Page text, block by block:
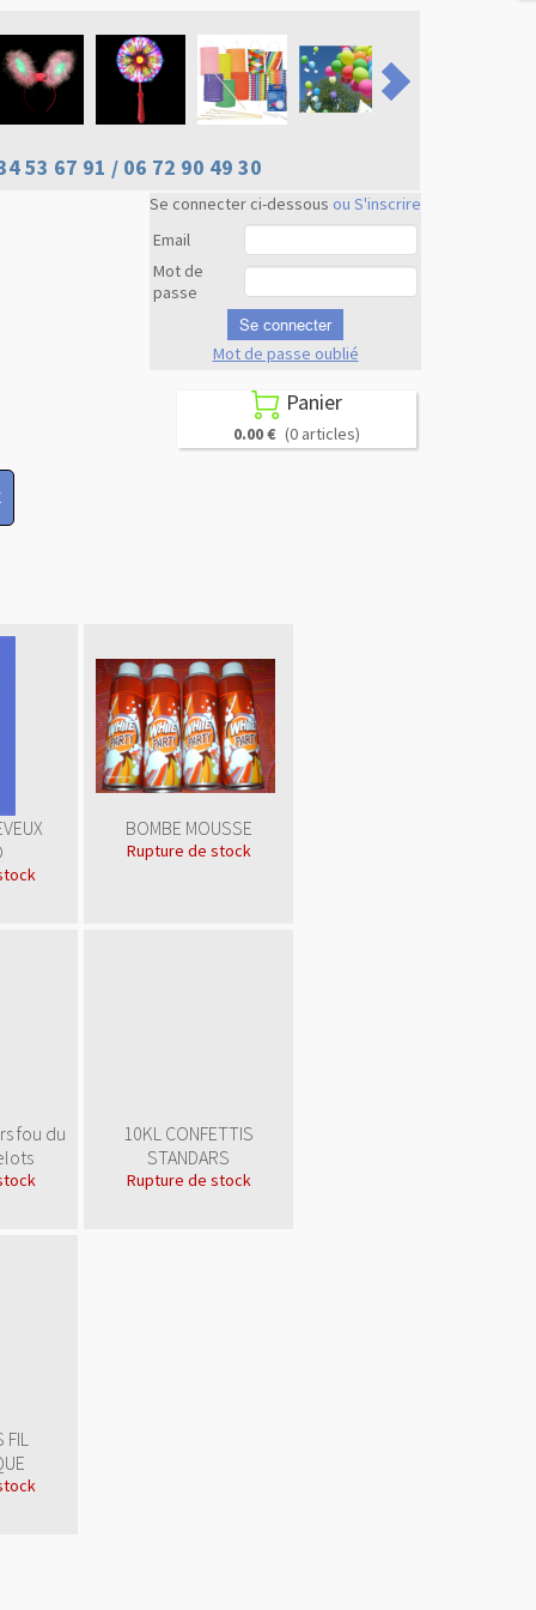
53 67 91 / 06 72 90 49 30
Se connecter ci-dessous ou S'inscrire
Email
Mot de
passe
Se connecter
Mot de passe oublié
 Panier
0.00 € (0 articles)
BOMBE MOUSSE
Rupture de stock
fou du
10KL CONFETTIS
STANDARS
Rupture de stock
FIL